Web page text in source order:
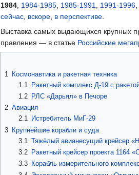
1984 1984-1985 1985-1991 1991-1996
сейчас вскоре в перспективе
Выставка самых выдающихся крупных
правления — в статье Российские
1
Космонавтика и ракетная техника
1.1
Ракетный комплекс Д-19 с
1.2
РЛС «Дарьял» в Печоре
2 Авиация
2.1
Истребитель МиГ-29
3 Крупнейшие корабли и суда
3.1 Тяжёлый авианесущий крейсер
3.2
Ракетный крейсер проекта 1164
3.3
Корабль измерительного